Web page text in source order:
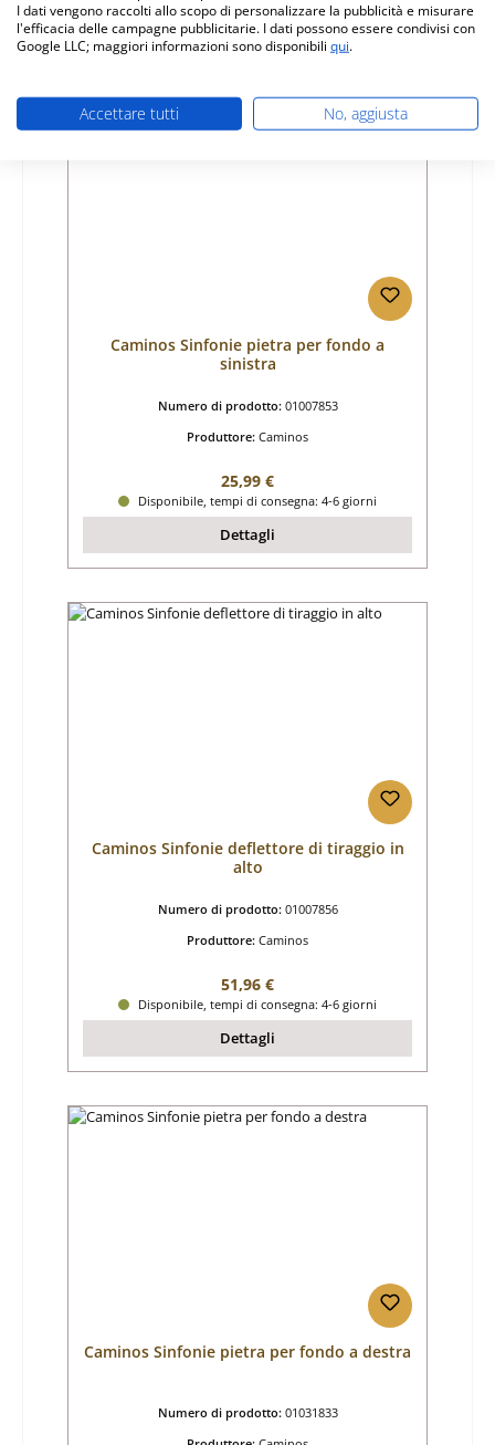
Dettagli
Caminos Sinfonie pietra per fondo a
sinistra
Numero di prodotto: 01007853
Produttore: Caminos
Prezzo normale:
25,99 €
Disponibile, tempi di consegna: 4-6 giorni
Dettagli
Caminos Sinfonie deflettore di tiraggio in
alto
Numero di prodotto: 01007856
Produttore: Caminos
Prezzo normale:
51,96 €
Disponibile, tempi di consegna: 4-6 giorni
Dettagli
Caminos Sinfonie pietra per fondo a destra
Numero di prodotto: 01031833
I dati vengono raccolti allo scopo di personalizzare la pubblicità e misurare
l'efficacia delle campagne pubblicitarie. I dati possono essere condivisi con
Google LLC; maggiori informazioni sono disponibili qui.
Accettare tutti No, aggiusta